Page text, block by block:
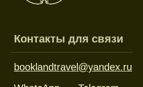
Стенды
Другое
Наборы
Ликвидация
Гирлянды